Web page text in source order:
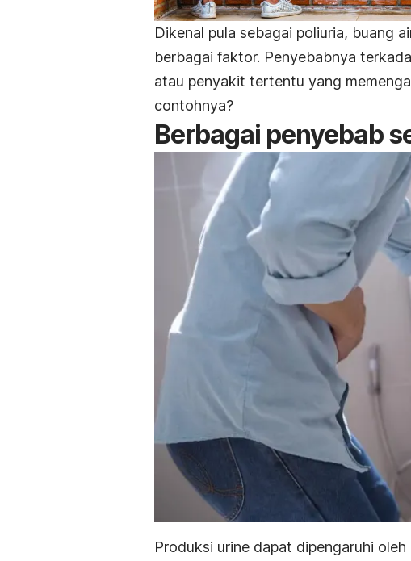
Dikenal pula sebagai poliuria, buang
berbagai faktor. Penyebabnya
atau penyakit tertentu yang
contohnya?
Berbagai penyebab
Produksi urine dapat dipengaruhi